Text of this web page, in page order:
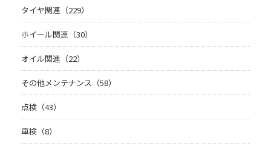
タイヤ関連（229）
ホイール関連（30）
オイル関連（22）
その他メンテナンス（58）
点検（43）
車検（8）